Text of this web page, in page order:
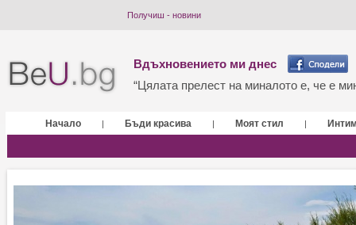
Получиш - новини
Вдъхновението ми днес
“Цялата прелест на миналото е, че е
Начало | Бъди красива | Моят стил |